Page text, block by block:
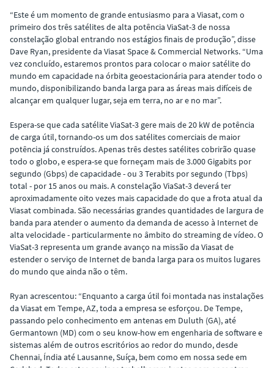
“Este é um momento de grande entusiasmo para a Viasat, com o
primeiro dos três satélites de alta potência ViaSat-3 de nossa
constelação global entrando nos estágios finais de produção”, disse
Dave Ryan, presidente da Viasat Space & Commercial Networks. “Uma
vez concluído, estaremos prontos para colocar o maior satélite do
mundo em capacidade na órbita geoestacionária para atender todo o
mundo, disponibilizando banda larga para as áreas mais difíceis de
alcançar em qualquer lugar, seja em terra, no ar e no mar”.
Espera-se que cada satélite ViaSat-3 gere mais de 20 kW de potência
de carga útil, tornando-os um dos satélites comerciais de maior
potência já construídos. Apenas três destes satélites cobrirão quase
todo o globo, e espera-se que forneçam mais de 3.000 Gigabits por
segundo (Gbps) de capacidade - ou 3 Terabits por segundo (Tbps)
total - por 15 anos ou mais. A constelação ViaSat-3 deverá ter
aproximadamente oito vezes mais capacidade do que a frota atual da
Viasat combinada. São necessárias grandes quantidades de largura de
banda para atender o aumento da demanda de acesso à Internet de
alta velocidade - particularmente no âmbito do streaming de vídeo. O
ViaSat-3 representa um grande avanço na missão da Viasat de
estender o serviço de Internet de banda larga para os muitos lugares
do mundo que ainda não o têm.
Ryan acrescentou: “Enquanto a carga útil foi montada nas instalações
da Viasat em Tempe, AZ, toda a empresa se esforçou. De Tempe,
passando pelo conhecimento em antenas em Duluth (GA), até
Germantown (MD) com o seu know-how em engenharia de software e
sistemas além de outros escritórios ao redor do mundo, desde
Chennai, Índia até Lausanne, Suíça, bem como em nossa sede em